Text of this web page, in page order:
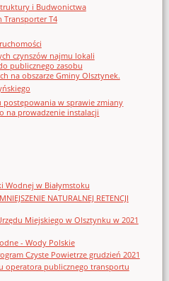
i Budwonictwa
Transporter T4
czynszów najmu lokali
publicznego zasobu
na obszarze Gminy Olsztynek.
postępowania w sprawie zmiany
na prowadzenie instalacji
Wodnej w Białymstoku
NATURALNEJ RETENCJI
Miejskiego w Olsztynku w 2021
- Wody Polskie
Czyste Powietrze grudzień 2021
operatora publicznego transportu